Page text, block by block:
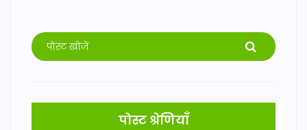
पोस्ट श्रेणियाँ